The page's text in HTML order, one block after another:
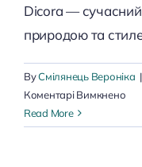
Dicora —
природою та
ByСмілянець Вероніка |
Коментарі Вимкненодо
Read More